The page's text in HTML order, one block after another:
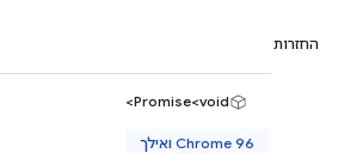
החזרות
Promise<void>
Chrome 96 ואילך